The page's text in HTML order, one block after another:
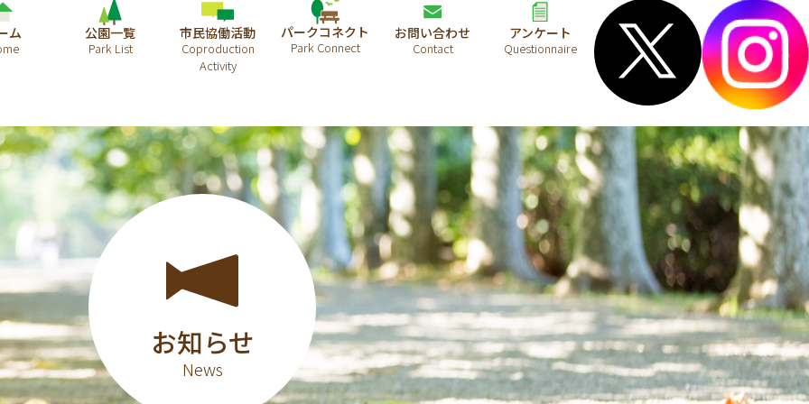
ム 公園一覧 市民協働活動 パークコネクト お問い合わせ アンケート
お知らせ